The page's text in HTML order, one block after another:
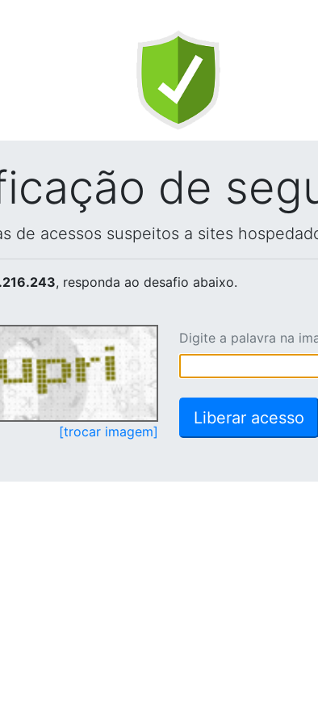
de
de acessos suspeitos a sites
, responda ao desafio abaixo.
[trocar imagem]
Digite a palavra na